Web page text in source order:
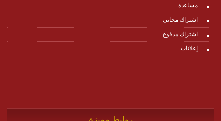
مساعدة
اشتراك مجاني
اشتراك مدفوع
إعلانات
روابط مميزة